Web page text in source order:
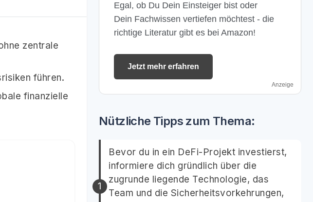
zentrale
führen.
finanzielle
Egal, ob Du Dein Einsteiger bist oder
Dein Fachwissen vertiefen möchtest - die
richtige Literatur gibt es bei Amazon!
Jetzt mehr erfahren
Anzeige
Nützliche Tipps zum Thema:
Bevor du in ein DeFi-Projekt investierst,
informiere dich gründlich über die
zugrunde liegende Technologie, das
Team und die Sicherheitsvorkehrungen,